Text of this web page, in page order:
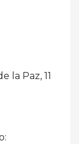
la Paz, 11